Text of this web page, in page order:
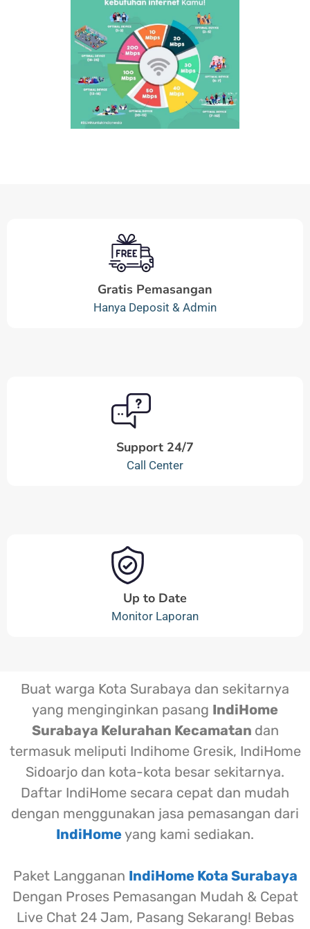
Gratis Pemasangan
Hanya Deposit & Admin
Support 24/7
Call Center
Up to Date
Monitor Laporan
Buat warga Kota Surabaya dan sekitarnya
yang menginginkan pasang IndiHome
Surabaya Kelurahan Kecamatan dan
termasuk meliputi Indihome Gresik, IndiHome
Sidoarjo dan kota-kota besar sekitarnya.
Daftar IndiHome secara cepat dan mudah
dengan menggunakan jasa pemasangan dari
IndiHomeyang kami sediakan.
Paket Langganan IndiHome Kota Surabaya
Dengan Proses Pemasangan Mudah & Cepat
Live Chat 24 Jam, Pasang Sekarang! Bebas